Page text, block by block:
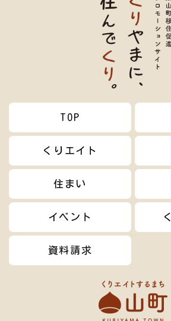
TOP
くりエイト
住まい
イベント
資料請求